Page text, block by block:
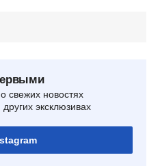
свежих новостях
эксклюзивах